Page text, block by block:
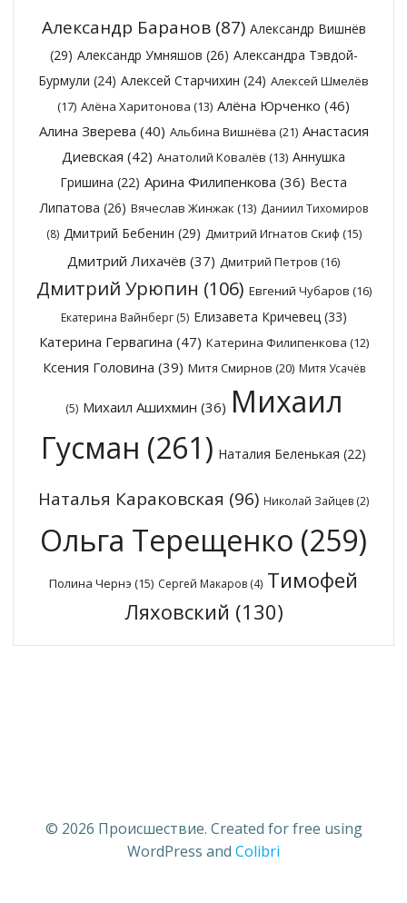
Александр Баранов(87) Александр Вишнёв
(29) Александр Умняшов (26) Александра Тэвдой-
Бурмули (24) Алексей Старчихин (24) Алексей Шмелёв
(17) Алёна Харитонова (13) Алёна Юрченко (46)
Алина Зверева (40) Альбина Вишнёва (21) Анастасия
Диевская (42) Анатолий Ковалёв (13) Аннушка
Гришина (22) Арина Филипенкова (36) Веста
Липатова (26) Вячеслав Жинжак (13) Даниил Тихомиров
(8) Дмитрий Бебенин (29) Дмитрий Игнатов Скиф (15)
Дмитрий Лихачёв (37) Дмитрий Петров (16)
Дмитрий Урюпин (106) Евгений Чубаров (16)
Екатерина Вайнберг(5) Елизавета Кричевец(33)
Катерина Гервагина (47) Катерина Филипенкова (12)
Ксения Головина (39) Митя Смирнов (20) Митя Усачёв
(5) Михаил Ашихмин (36) Михаил
Гусман (261) Наталия Беленькая (22)
Наталья Караковская (96) Николай Зайцев (2)
Ольга Терещенко (259)
Полина Чернэ (15) Сергей Макаров (4) Тимофей
Ляховский (130)
© 2026 Происшествие. Created for free using
WordPress and Colibri